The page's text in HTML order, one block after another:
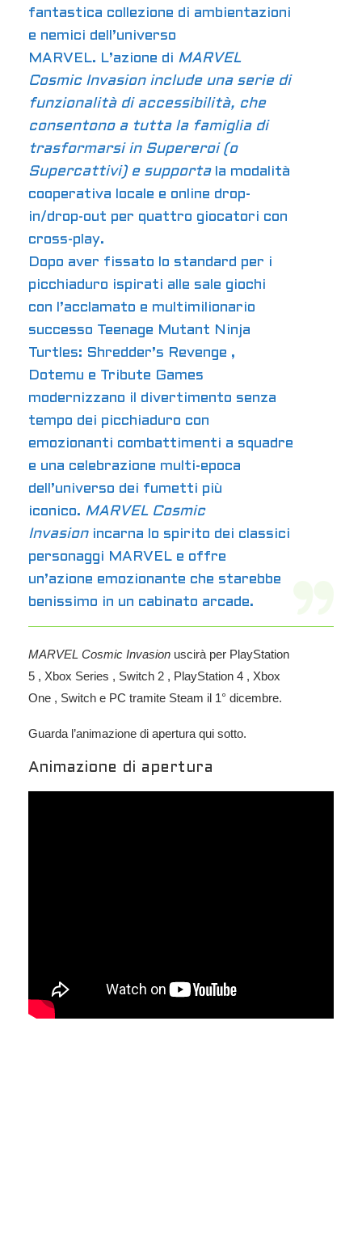
fantastica collezione di ambientazioni
e nemici dell’universo
MARVEL. L’azione di MARVEL
Cosmic Invasion include una serie di
funzionalità di accessibilità, che
consentono a tutta la famiglia di
trasformarsi in Supereroi (o
Supercattivi) e supporta la modalità
cooperativa locale e online drop-
in/drop-out per quattro giocatori con
cross-play.
Dopo aver fissato lo standard per i
picchiaduro ispirati alle sale giochi
con l’acclamato e multimilionario
successo Teenage Mutant Ninja
Turtles: Shredder’s Revenge ,
Dotemu e Tribute Games
modernizzano il divertimento senza
tempo dei picchiaduro con
emozionanti combattimenti a squadre
e una celebrazione multi-epoca
dell’universo dei fumetti più
iconico. MARVEL Cosmic
Invasionincarna lo spirito dei classici
personaggi MARVEL e offre
un’azione emozionante che starebbe
benissimo in un cabinato arcade.
MARVEL Cosmic Invasion uscirà per PlayStation
5 , Xbox Series , Switch 2 , PlayStation 4 , Xbox
One , Switch e PC tramite Steam il 1° dicembre.
Guarda l’animazione di apertura qui sotto.
Animazione di apertura